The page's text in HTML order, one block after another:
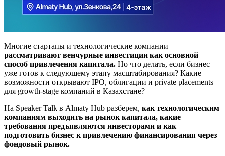
Многие стартапы и технологические компании
рассматривают венчурные инвестиции как основной
способ привлечения капитала. Но что делать, если бизнес
уже готов к следующему этапу масштабирования? Какие
возможности открывают IPO, облигации и private placements
для growth-stage компаний в Казахстане?
На Speaker Talk в Almaty Hub разберем, как технологическим
компаниям выходить на рынок капитала, какие
требования предъявляются инвесторами и как
подготовить бизнес к привлечению финансирования через
фондовый рынок.